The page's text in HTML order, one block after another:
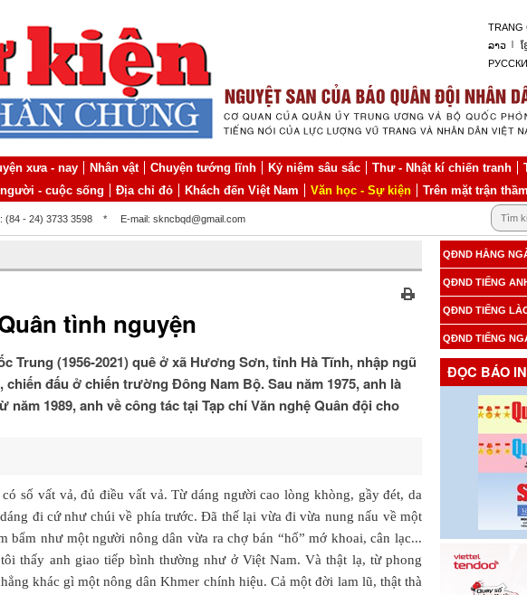
TRANG
ລາວ
ខ្
xưa - nay Nhân vật Chuyện tướng lĩnh Kỷ niệm sâu sắc Thư - Nhật kí chiến tranh
- cuộc sống Địa chỉ đỏ Khách đến Việt Nam Văn học - Sự kiện Trên mặt trận
(84 - 24) 3733 3598 * E-mail: skncbqd@gmail.com
tình nguyện
Trung (1956-2021) quê ở xã Hương Sơn, tỉnh Hà Tĩnh, nhập ngũ
chiến đấu ở chiến trường Đông Nam Bộ. Sau năm 1975, anh là
năm 1989, anh về công tác tại Tạp chí Văn nghệ Quân đội cho
số vất vả, đủ điều vất vả. Từ dáng người cao lòng khòng, gầy đét, da
đi cứ như chúi về phía trước. Đã thế lại vừa đi vừa nung nấu về một
như một người nông dân vừa ra chợ bán “hố” mớ khoai, cân lạc...
thấy anh giao tiếp bình thường như ở Việt Nam. Và thật lạ, từ phong
khác gì một nông dân Khmer chính hiệu. Cả một đời lam lũ, thật thà
QĐND HẰNG
QĐND TIẾNG
QĐND TIẾNG
QĐND TIẾNG
ĐỌC BÁO IN